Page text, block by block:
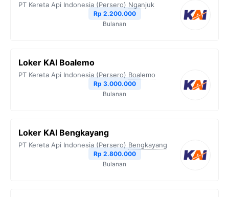
PT Kereta Api Indonesia (Persero) Nganjuk
Rp 2.200.000
Bulanan
Loker KAI Boalemo
PT Kereta Api Indonesia (Persero) Boalemo
Rp 3.000.000
Bulanan
Loker KAI Bengkayang
PT Kereta Api Indonesia (Persero) Bengkayang
Rp 2.800.000
Bulanan